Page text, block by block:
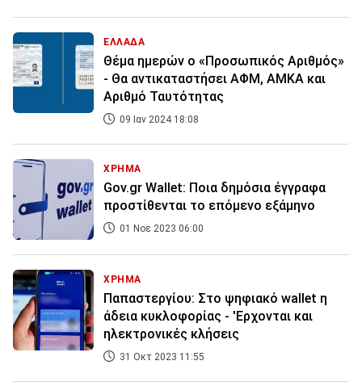
ΕΛΛΑΔΑ
Θέμα ημερών ο «Προσωπικός Αριθμός»
- Θα αντικαταστήσει ΑΦΜ, ΑΜΚΑ και
Αριθμό Ταυτότητας
09 Ιαν 2024 18:08
ΧΡΗΜΑ
Gov.gr Wallet: Ποια δημόσια έγγραφα
προστίθενται το επόμενο εξάμηνο
01 Νοε 2023 06:00
ΧΡΗΜΑ
Παπαστεργίου: Στο ψηφιακό wallet η
άδεια κυκλοφορίας - 'Ερχονται και
ηλεκτρονικές κλήσεις
31 Οκτ 2023 11:55